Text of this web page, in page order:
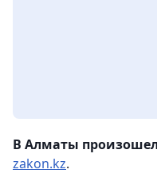
В Алматы
zakon.kz.